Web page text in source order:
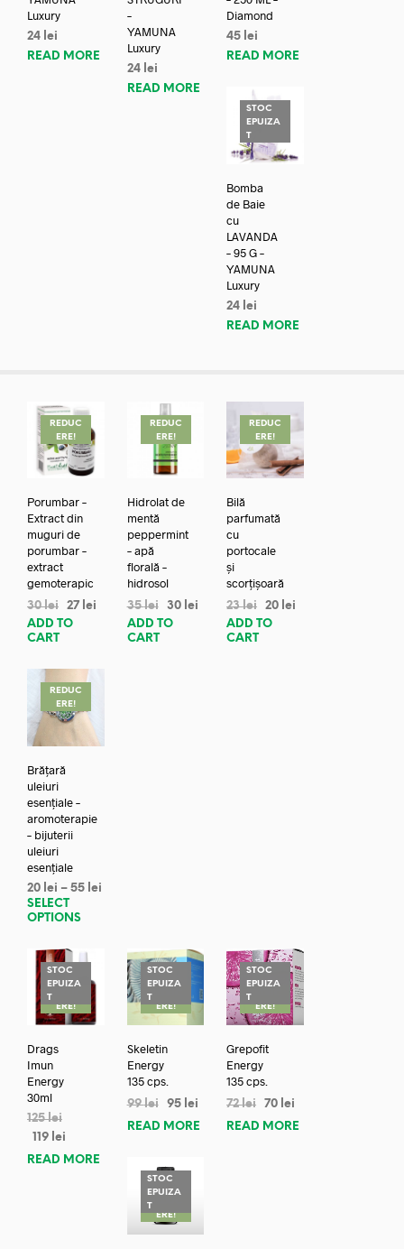
Luxury
24 lei
READ MORE
–
YAMUNA
Luxury
24 lei
READ MORE
Diamond
45 lei
READ MORE
STOC
EPUIZA
T
Bomba
de Baie
cu
LAVANDA
– 95 G –
YAMUNA
Luxury
24 lei
READ MORE
REDUC
ERE!
Porumbar –
Extract din
muguri de
porumbar –
extract
gemoterapic
30lei 27 lei
ADD TO
CART
REDUC
ERE!
Hidrolat de
mentă
peppermint
– apă
florală –
hidrosol
35lei 30 lei
ADD TO
CART
REDUC
ERE!
Bilă
parfumată
cu
portocale
și
scorțișoară
23lei 20 lei
ADD TO
CART
REDUC
ERE!
Brățară
uleiuri
esențiale –
aromoterapie
– bijuterii
uleiuri
esențiale
20 lei – 55 lei
SELECT
OPTIONS
STOC
EPUIZA
TREDUC
ERE!
Drags
Imun
Energy
30ml
125lei
119 lei
READ MORE
STOC
EPUIZA
TREDUC
ERE!
Skeletin
Energy
135 cps.
99lei 95 lei
READ MORE
STOC
EPUIZA
TREDUC
ERE!
Grepofit
Energy
135 cps.
72lei 70 lei
READ MORE
STOC
EPUIZA
TREDUC
ERE!